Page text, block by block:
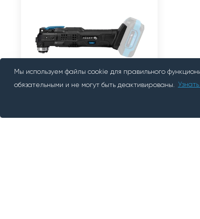
Мы используем файлы cookie для правильного
обязательными и не могут быть деактивированы.
kinnitusega (kaasas